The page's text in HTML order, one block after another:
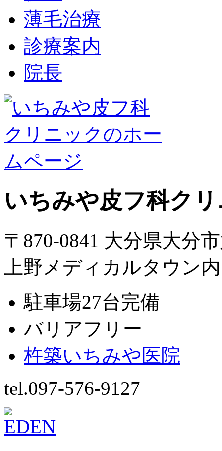
薄毛治療
診療案内
院長
いちみや皮フ科ク
〒870-0841 大分県大分
上野メディカルタウン内
駐車場27台完備
バリアフリー
杵築いちみや医院
tel.097-576-9127